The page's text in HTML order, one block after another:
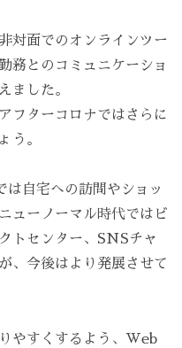
対面でのオンラインツー
務とのコミュニケーショ
ました。
フターコロナではさらに
う。
自宅への訪問やショッ
ューノーマル時代ではビ
トセンター、SNSチャ
、今後はより発展させて
やすくするよう、Web